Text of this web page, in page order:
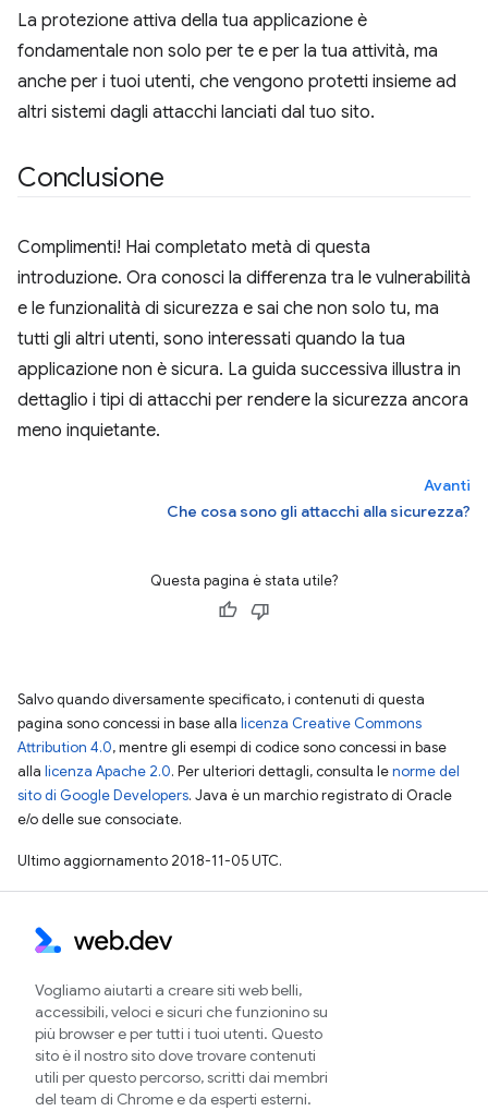
La protezione attiva della tua applicazione è
fondamentale non solo per te e per la tua attività, ma
anche per i tuoi utenti, che vengono protetti insieme ad
altri sistemi dagli attacchi lanciati dal tuo sito.
Conclusione
Complimenti! Hai completato metà di questa
introduzione. Ora conosci la differenza tra le vulnerabilità
e le funzionalità di sicurezza e sai che non solo tu, ma
tutti gli altri utenti, sono interessati quando la tua
applicazione non è sicura. La guida successiva illustra in
dettaglio i tipi di attacchi per rendere la sicurezza ancora
meno inquietante.
Avanti
Che cosa sono gli attacchi alla sicurezza?
Questa pagina è stata utile?
Salvo quando diversamente specificato, i contenuti di questa
pagina sono concessi in base alla licenza Creative Commons
Attribution 4.0, mentre gli esempi di codice sono concessi in base
alla licenza Apache 2.0. Per ulteriori dettagli, consulta lenorme del
sito di Google Developers. Java è un marchio registrato di Oracle
e/o delle sue consociate.
Ultimo aggiornamento 2018-11-05 UTC.
Vogliamo aiutarti a creare siti web belli,
accessibili, veloci e sicuri che funzionino su
più browser e per tutti i tuoi utenti. Questo
sito è il nostro sito dove trovare contenuti
utili per questo percorso, scritti dai membri
del team di Chrome e da esperti esterni.